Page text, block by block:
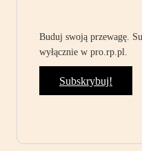
Buduj swoją przewagę.
wyłącznie w pro.rp.pl.
Subskrybuj!